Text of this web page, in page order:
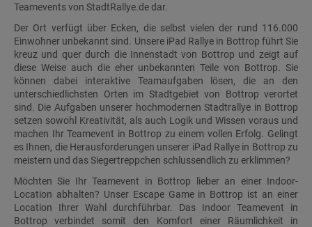
Teamevents von StadtRallye.de dar.
Der Ort verfügt über Ecken, die selbst vielen der rund 116.000
Einwohner unbekannt sind. Unsere iPad Rallye in Bottrop führt Sie
kreuz und quer durch die Innenstadt von Bottrop und zeigt auf
diese Weise auch die eher unbekannten Teile von Bottrop. Sie
können dabei interaktive Teamaufgaben lösen, die an den
unterschiedlichsten Orten im Stadtgebiet von Bottrop verortet
sind. Die Aufgaben unserer hochmodernen Stadtrallye in Bottrop
setzen sowohl Kreativität, als auch Logik und Wissen voraus und
machen Ihr Teamevent in Bottrop zu einem vollen Erfolg. Gelingt
es Ihnen, die Herausforderungen unserer iPad Rallye in Bottrop zu
meistern und das Siegertreppchen schlussendlich zu erklimmen?
Möchten Sie Ihr Teamevent in Bottrop lieber an einer Indoor-
Location abhalten? Unser Escape Game in Bottrop ist an einer
Location Ihrer Wahl durchführbar. Das Indoor Teamevent in
Bottrop verbindet somit den Komfort einer Räumlichkeit in